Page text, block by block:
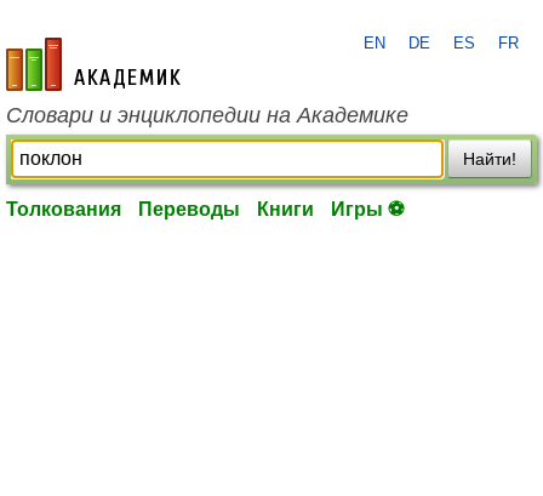
academic.ru
EN DE ES FR
Словари и энциклопедии на Академике
Найти!
Толкования Переводы Книги Игры ⚽